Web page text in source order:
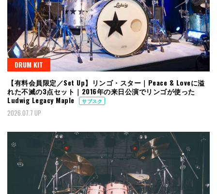
DRUM KIT
【有料会員限定／Set Up】リンゴ・スター｜Peace & Loveに溢
れた不滅の3点セット｜2016年の来日公演でリンゴが使った
Ludwig Legacy Maple
サブスク
2026.07.7 UP